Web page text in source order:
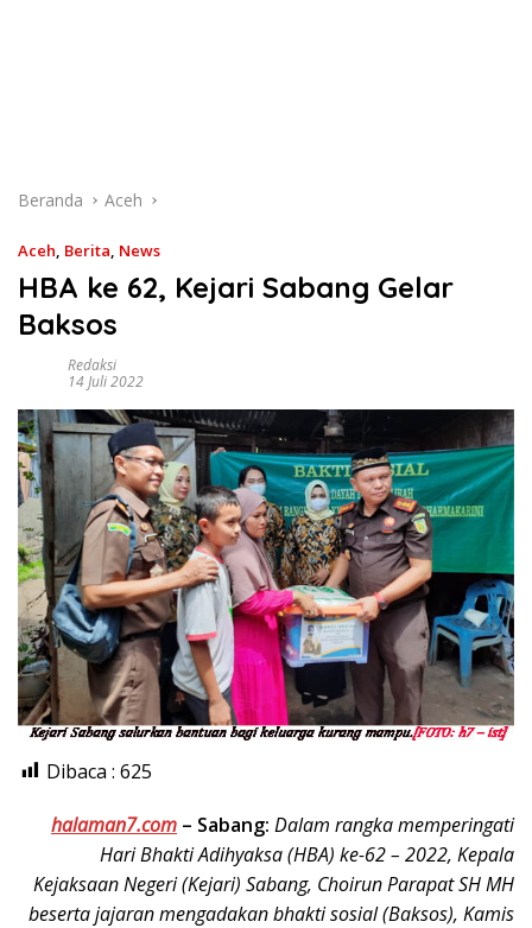
Beranda Aceh
Aceh, Berita, News
HBA ke 62, Kejari Sabang Gelar
Baksos
Redaksi
14 Juli 2022
Dibaca : 625
halaman7.com – Sabang: Dalam rangka memperingati
Hari Bhakti Adihyaksa (HBA) ke-62 – 2022, Kepala
Kejaksaan Negeri (Kejari) Sabang, Choirun Parapat SH MH
beserta jajaran mengadakan bhakti sosial (Baksos), Kamis